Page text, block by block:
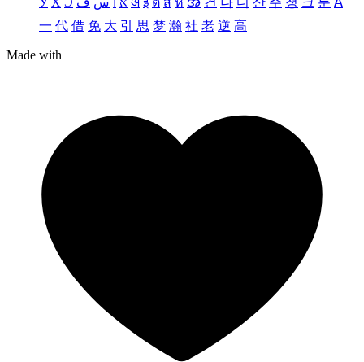
一 代 借 免 大 引 思 梦 瀚 社 老 逆 高
Made with